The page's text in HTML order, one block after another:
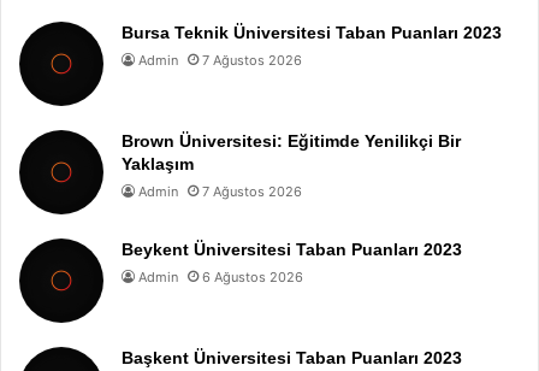
Bursa Teknik Üniversitesi Taban Puanları 2023
Admin 7 Ağustos 2026
Brown Üniversitesi: Eğitimde Yenilikçi Bir
Yaklaşım
Admin 7 Ağustos 2026
Beykent Üniversitesi Taban Puanları 2023
Admin 6 Ağustos 2026
Başkent Üniversitesi Taban Puanları 2023